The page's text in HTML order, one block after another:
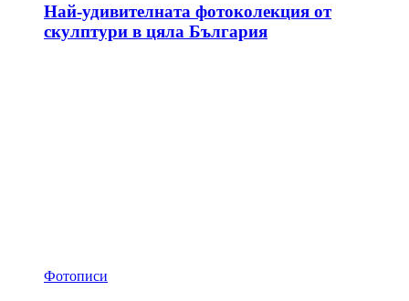
Най-удивителната фотоколекция от
скулптури в цяла България
Фотописи